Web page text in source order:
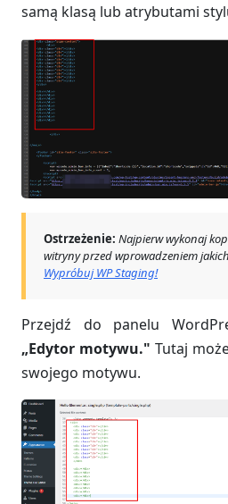
samą klasą lub atrybutami
Ostrzeżenie: Najpierw wykonaj
witryny przed wprowadzeniem
Wypróbuj WP Staging!
Przejdź do panelu
„Edytor motywu." Tutaj
swojego motywu.